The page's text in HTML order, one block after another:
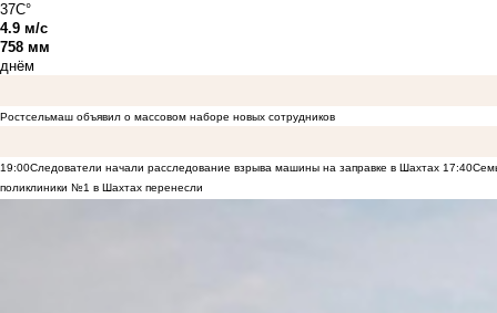
37C°
4.9 м/с
758 мм
днём
Ростсельмаш объявил о массовом наборе новых сотрудников
19:00Следователи начали расследование взрыва машины на заправке в Шахтах 17:40
поликлиники №1 в Шахтах перенесли